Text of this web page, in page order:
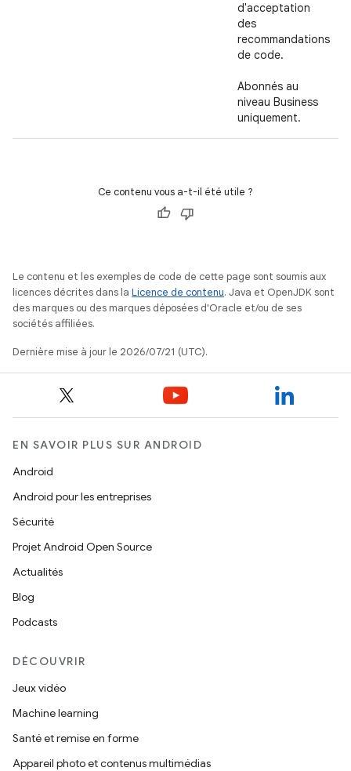
d'acceptation
des
recommandations
de code.
Abonnés au
niveau Business
uniquement.
Ce contenu vous a-t-il été utile ?
Le contenu et les exemples de code de cette page sont soumis aux
licences décrites dans la Licence de contenu. Java et OpenJDK sont
des marques ou des marques déposées d'Oracle et/ou de ses
sociétés affiliées.
Dernière mise à jour le 2026/07/21 (UTC).
EN SAVOIR PLUS SUR ANDROID
Android
Android pour les entreprises
Sécurité
Projet Android Open Source
Actualités
Blog
Podcasts
DÉCOUVRIR
Jeux vidéo
Machine learning
Santé et remise en forme
Appareil photo et contenus multimédias